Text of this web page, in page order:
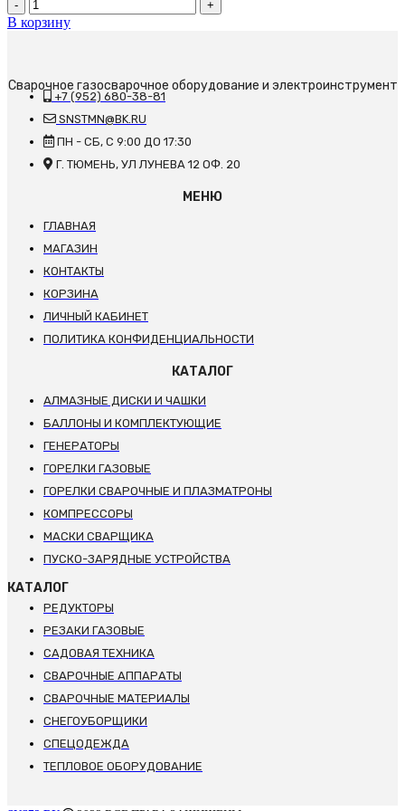
товара
Сварочный
ARC
315
(Z29801)
В корзину
Сварочное газосварочное оборудование и электроинструмент
+7 (952) 680-38-81
SNSTMN@BK.RU
ПН - СБ, С 9:00 ДО 17:30
Г. ТЮМЕНЬ, УЛ ЛУНЕВА 12 ОФ. 20
МЕНЮ
ГЛАВНАЯ
МАГАЗИН
КОНТАКТЫ
КОРЗИНА
ЛИЧНЫЙ КАБИНЕТ
ПОЛИТИКА КОНФИДЕНЦИАЛЬНОСТИ
КАТАЛОГ
АЛМАЗНЫЕ ДИСКИ И ЧАШКИ
БАЛЛОНЫ И КОМПЛЕКТУЮЩИЕ
ГЕНЕРАТОРЫ
ГОРЕЛКИ ГАЗОВЫЕ
ГОРЕЛКИ СВАРОЧНЫЕ И ПЛАЗМАТРОНЫ
КОМПРЕССОРЫ
МАСКИ СВАРЩИКА
ПУСКО-ЗАРЯДНЫЕ УСТРОЙСТВА
КАТАЛОГ
РЕДУКТОРЫ
РЕЗАКИ ГАЗОВЫЕ
САДОВАЯ ТЕХНИКА
СВАРОЧНЫЕ АППАРАТЫ
СВАРОЧНЫЕ МАТЕРИАЛЫ
СНЕГОУБОРЩИКИ
СПЕЦОДЕЖДА
ТЕПЛОВОЕ ОБОРУДОВАНИЕ